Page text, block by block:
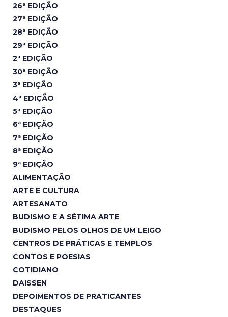
26ª EDIÇÃO
27ª EDIÇÃO
28ª EDIÇÃO
29ª EDIÇÃO
2ª EDIÇÃO
30ª EDIÇÃO
3ª EDIÇÃO
4ª EDIÇÃO
5ª EDIÇÃO
6ª EDIÇÃO
7ª EDIÇÃO
8ª EDIÇÃO
9ª EDIÇÃO
ALIMENTAÇÃO
ARTE E CULTURA
ARTESANATO
BUDISMO E A SÉTIMA ARTE
BUDISMO PELOS OLHOS DE UM LEIGO
CENTROS DE PRÁTICAS E TEMPLOS
CONTOS E POESIAS
COTIDIANO
DAISSEN
DEPOIMENTOS DE PRATICANTES
DESTAQUES